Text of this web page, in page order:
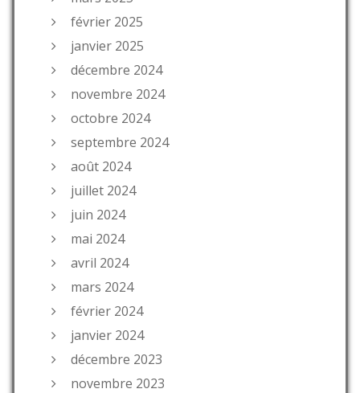
février 2025
janvier 2025
décembre 2024
novembre 2024
octobre 2024
septembre 2024
août 2024
juillet 2024
juin 2024
mai 2024
avril 2024
mars 2024
février 2024
janvier 2024
décembre 2023
novembre 2023